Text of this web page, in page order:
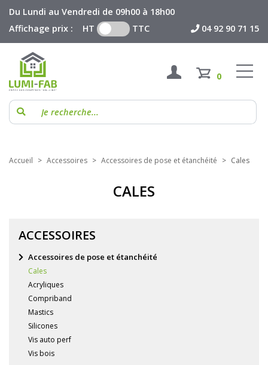
Du Lundi au Vendredi de 09h00 à 18h00
Affichage prix : HT
TTC 04 92 90 71 15
0
Accueil Accessoires Accessoires de pose et étanchéité Cales
CALES
ACCESSOIRES
Accessoires de pose et étanchéité
Cales
Acryliques
Compriband
Mastics
Silicones
Vis auto perf
Vis bois